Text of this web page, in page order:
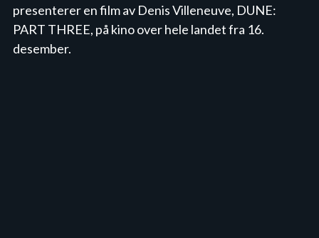
presenterer en film av Denis Villeneuve, DUNE:
PART THREE, på kino over hele landet fra 16.
desember.